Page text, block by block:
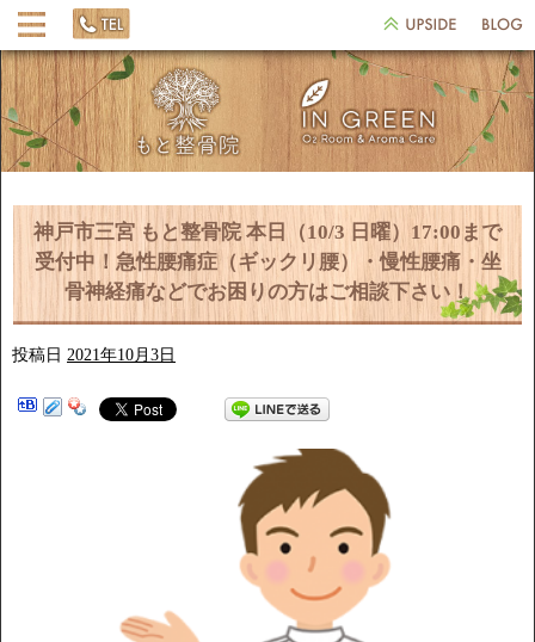
神戸市三宮 もと整骨院 本日（10/3 日曜）17:00まで
受付中！急性腰痛症（ギックリ腰）・慢性腰痛・坐
骨神経痛などでお困りの方はご相談下さい！
投稿日 2021年10月3日